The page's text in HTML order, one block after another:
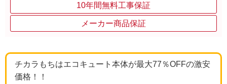
10年間無料工事保証
メーカー商品保証
チカラもちはエコキュート本体が最大77％OFFの激安
価格！！